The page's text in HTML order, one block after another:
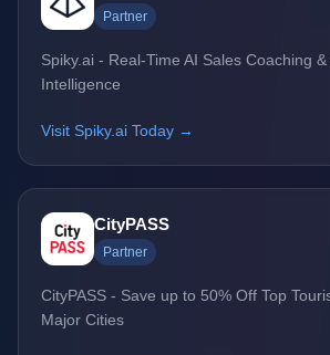
Partner
Spiky.ai - Real-Time AI Sales Coaching
Intelligence
Visit Spiky.ai Today →
CityPASS
Partner
CityPASS - Save up to 50% Off Top
Major Cities